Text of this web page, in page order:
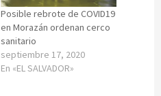
Posible rebrote de COVID19
en Morazán ordenan cerco
sanitario
septiembre 17, 2020
En «EL SALVADOR»